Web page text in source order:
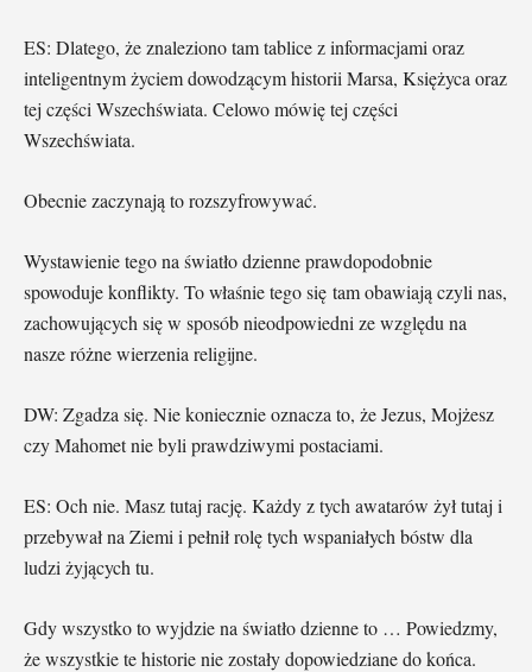
ES: Dlatego, że znaleziono tam tablice z informacjami oraz
inteligentnym życiem dowodzącym historii Marsa, Księżyca oraz
tej części Wszechświata. Celowo mówię tej części
Wszechświata.
Obecnie zaczynają to rozszyfrowywać.
Wystawienie tego na światło dzienne prawdopodobnie
spowoduje konflikty. To właśnie tego się tam obawiają czyli nas,
zachowujących się w sposób nieodpowiedni ze względu na
nasze różne wierzenia religijne.
DW: Zgadza się. Nie koniecznie oznacza to, że Jezus, Mojżesz
czy Mahomet nie byli prawdziwymi postaciami.
ES: Och nie. Masz tutaj rację. Każdy z tych awatarów żył tutaj i
przebywał na Ziemi i pełnił rolę tych wspaniałych bóstw dla
ludzi żyjących tu.
Gdy wszystko to wyjdzie na światło dzienne to … Powiedzmy,
że wszystkie te historie nie zostały dopowiedziane do końca.